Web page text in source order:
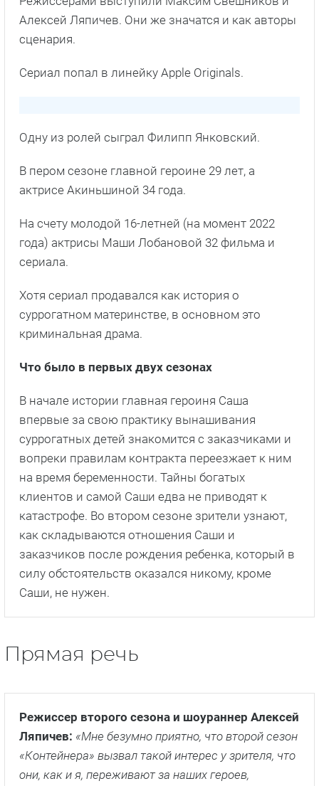
Алексей Ляпичев. Они же значатся и как авторы
сценария.
Сериал попал в линейку Apple Originals.
Одну из ролей сыграл Филипп Янковский.
В пером сезоне главной героине 29 лет, а
актрисе Акиньшиной 34 года.
На счету молодой 16-летней (на момент 2022
года) актрисы Маши Лобановой 32 фильма и
сериала.
Хотя сериал продавался как история о
суррогатном материнстве, в основном это
криминальная драма.
Что было в первых двух сезонах
В начале истории главная героиня Саша
впервые за свою практику вынашивания
суррогатных детей знакомится с заказчиками и
вопреки правилам контракта переезжает к ним
на время беременности. Тайны богатых
клиентов и самой Саши едва не приводят к
катастрофе. Во втором сезоне зрители узнают,
как складываются отношения Саши и
заказчиков после рождения ребенка, который в
силу обстоятельств оказался никому, кроме
Саши, не нужен.
Прямая речь
Режиссер второго сезона и шоураннер Алексей
Ляпичев: «Мне безумно приятно, что второй сезон
«Контейнера» вызвал такой интерес у зрителя, что
они, как и я, переживают за наших героев,